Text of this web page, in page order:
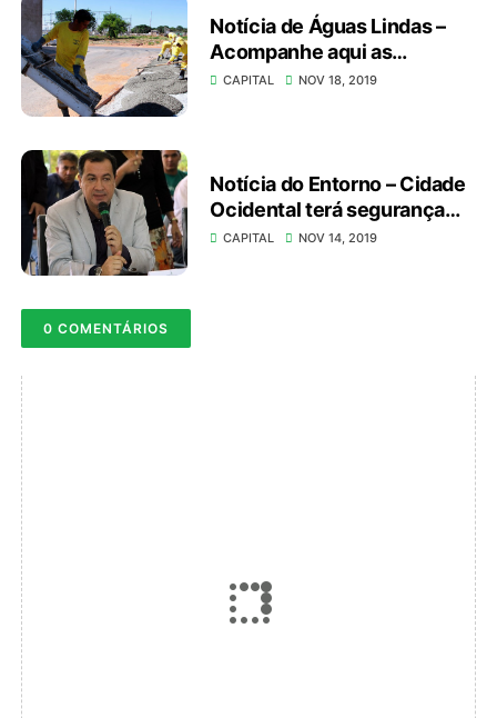
Notícia de Águas Lindas –
Acompanhe aqui as
melhorias que ocorreram no
CAPITAL NOV 18, 2019
Notícia do Entorno – Cidade
Ocidental terá segurança
pública intensificada
CAPITAL NOV 14, 2019
0 COMENTÁRIOS